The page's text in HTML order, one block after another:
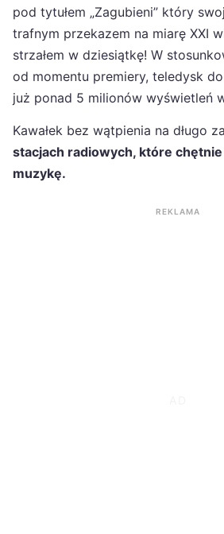
pod tytułem „Zagubieni” który
trafnym przekazem na miarę XXI
strzałem w dziesiątkę! W
od momentu premiery, teledysk
już ponad 5 milionów wyświetleń
Kawałek bez wątpienia na długo
stacjach radiowych, które
muzykę.
REKLAMA